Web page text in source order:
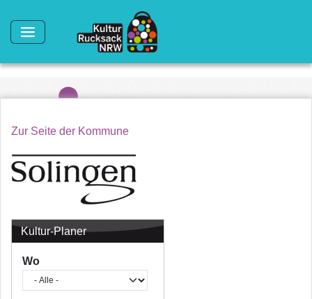
Zur Seite der Kommune
Kultur-Planer
Wo